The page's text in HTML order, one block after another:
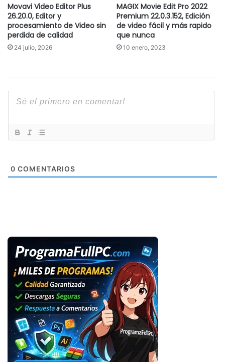
Movavi Video Editor Plus
26.20.0, Editor y
procesamiento de Video sin
perdida de calidad
24 julio, 2026
MAGIX Movie Edit Pro 2022
Premium 22.0.3.152, Edición
de video fácil y más rapido
que nunca
10 enero, 2023
0 COMENTARIOS